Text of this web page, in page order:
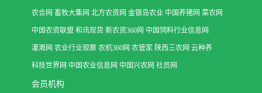
农合网 畜牧大集网 北方农资网 金银岛农业 中国养猪网 菜农网
中国农资联盟 和讯现货 新农资360网 中国饲料行业信息网
灌溉网 农业行业观察 农机360网 农管家 陕西三农网 云种养
科技世界网 中国农业信息网 中国兴农网 社员网
会员机构